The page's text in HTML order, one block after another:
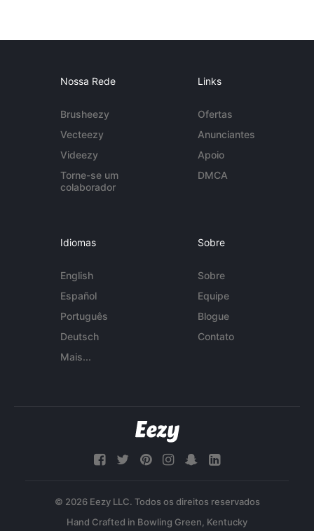
Nossa Rede
Brusheezy
Vecteezy
Videezy
Torne-se um
colaborador
Links
Ofertas
Anunciantes
Apoio
DMCA
Idiomas
English
Español
Português
Deutsch
Mais...
Sobre
Sobre
Equipe
Blogue
Contato
© 2026 Eezy LLC. Todos os direitos reservados